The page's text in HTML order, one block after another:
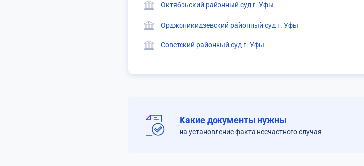
Октябрьский районный суд г. Уфы
Орджоникидзевский районный суд г. Уфы
Советский районный суд г. Уфы
Какие документы нужны
на установление факта несчастного случая